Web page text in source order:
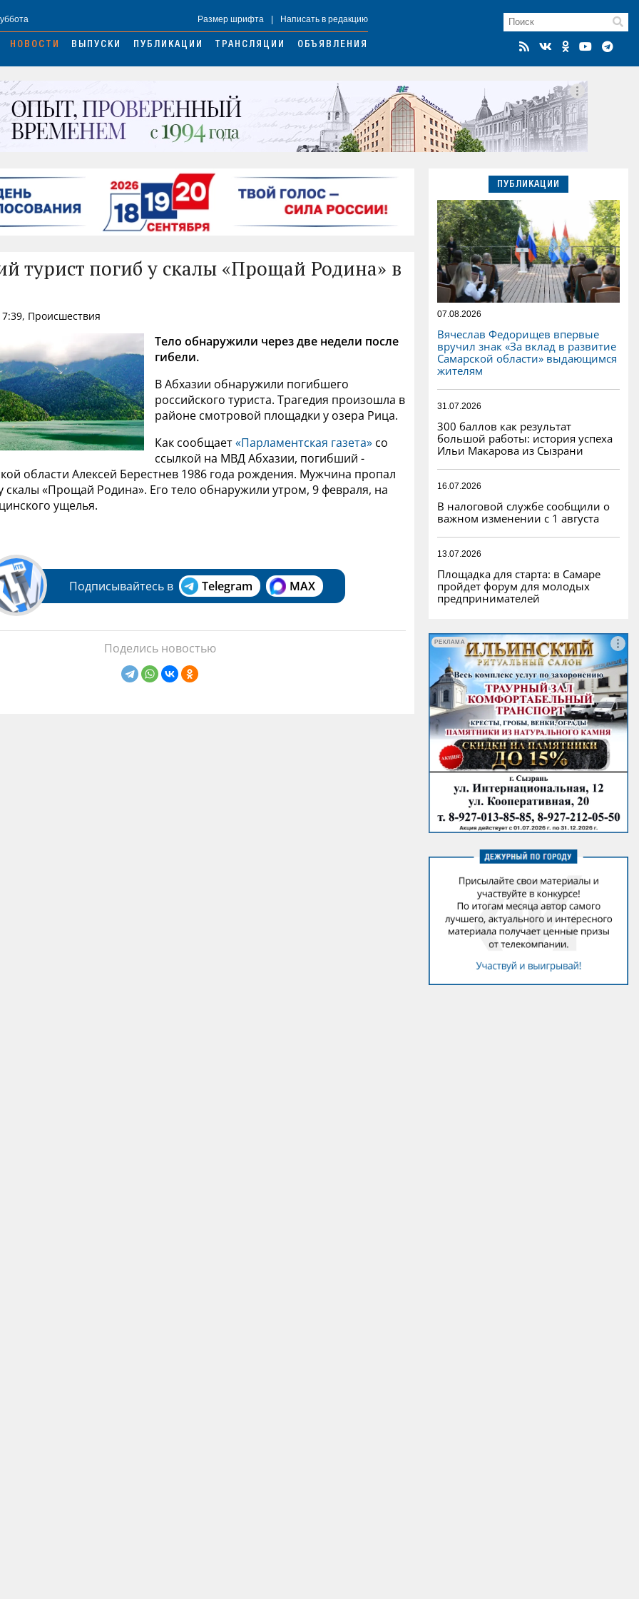
Размер шрифта Написать в редакцию
НОВОСТИ ВЫПУСКИ ПУБЛИКАЦИИ ТРАНСЛЯЦИИ ОБЪЯВЛЕНИЯ
турист погиб у скалы «Прощай Родина» в
Происшествия
Тело обнаружили через две недели после
гибели.
В Абхазии обнаружили погибшего
российского туриста. Трагедия произошла в
районе смотровой площадки у озера Рица.
Как сообщает«Парламентская газета» со
ссылкой на МВД Абхазии, погибший -
области Алексей Берестнев 1986 года рождения. Мужчина пропал
скалы «Прощай Родина». Его тело обнаружили утром, 9 февраля, на
ущелья.
Подписывайтесь в Telegram MAX
Поделись новостью
ПУБЛИКАЦИИ
07.08.2026
Вячеслав Федорищев впервые
вручил знак «За вклад в развитие
Самарской области» выдающимся
жителям
31.07.2026
300 баллов как результат
большой работы: история успеха
Ильи Макарова из Сызрани
16.07.2026
В налоговой службе сообщили о
важном изменении с 1 августа
13.07.2026
Площадка для старта: в Самаре
пройдет форум для молодых
предпринимателей
РЕКЛАМА